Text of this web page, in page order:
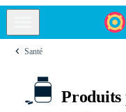
Santé
Produits